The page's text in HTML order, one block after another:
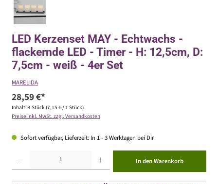
LED Kerzenset MAY - Echtwachs -
flackernde LED - Timer - H: 12,5cm, D:
7,5cm - weiß - 4er Set
MARELIDA
28,59 €*
Inhalt: 4 Stück (7,15 € / 1 Stück)
Preise inkl. MwSt. zzgl. Versandkosten
Sofort verfügbar, Lieferzeit: In 1 - 3 Werktagen bei Dir
In den Warenkorb